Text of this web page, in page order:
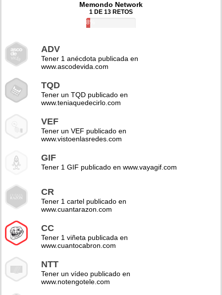
Memondo Network
1 DE 13 RETOS
8%
ADV
Tener 1 anécdota publicada en
www.ascodevida.com
TQD
Tener un TQD publicado en
www.teniaquedecirlo.com
VEF
Tener un VEF publicado en
www.vistoenlasredes.com
GIF
Tener 1 GIF publicado en www.vayagif.com
CR
Tener 1 cartel publicado en
www.cuantarazon.com
CC
Tener 1 viñeta publicada en
www.cuantocabron.com
NTT
Tener un vídeo publicado en
www.notengotele.com